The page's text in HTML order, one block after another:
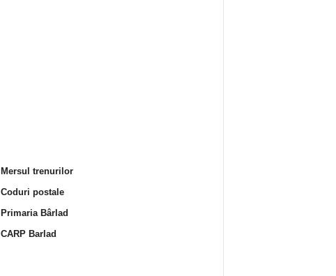
Mersul trenurilor
Coduri postale
Primaria Bârlad
CARP Barlad